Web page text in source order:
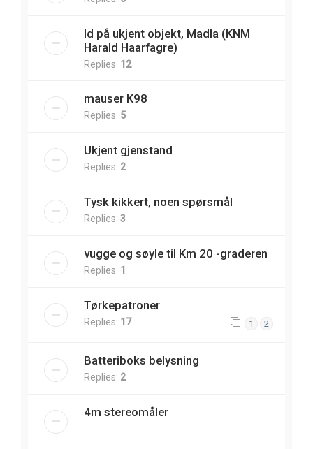
Id på ukjent objekt, Madla (KNM
Harald Haarfagre)
Replies: 12
mauser K98
Replies: 5
Ukjent gjenstand
Replies: 2
Tysk kikkert, noen spørsmål
Replies: 3
vugge og søyle til Km 20 -graderen
Replies: 1
Tørkepatroner
Replies: 17 1 2
Batteriboks belysning
Replies: 2
4m stereomåler